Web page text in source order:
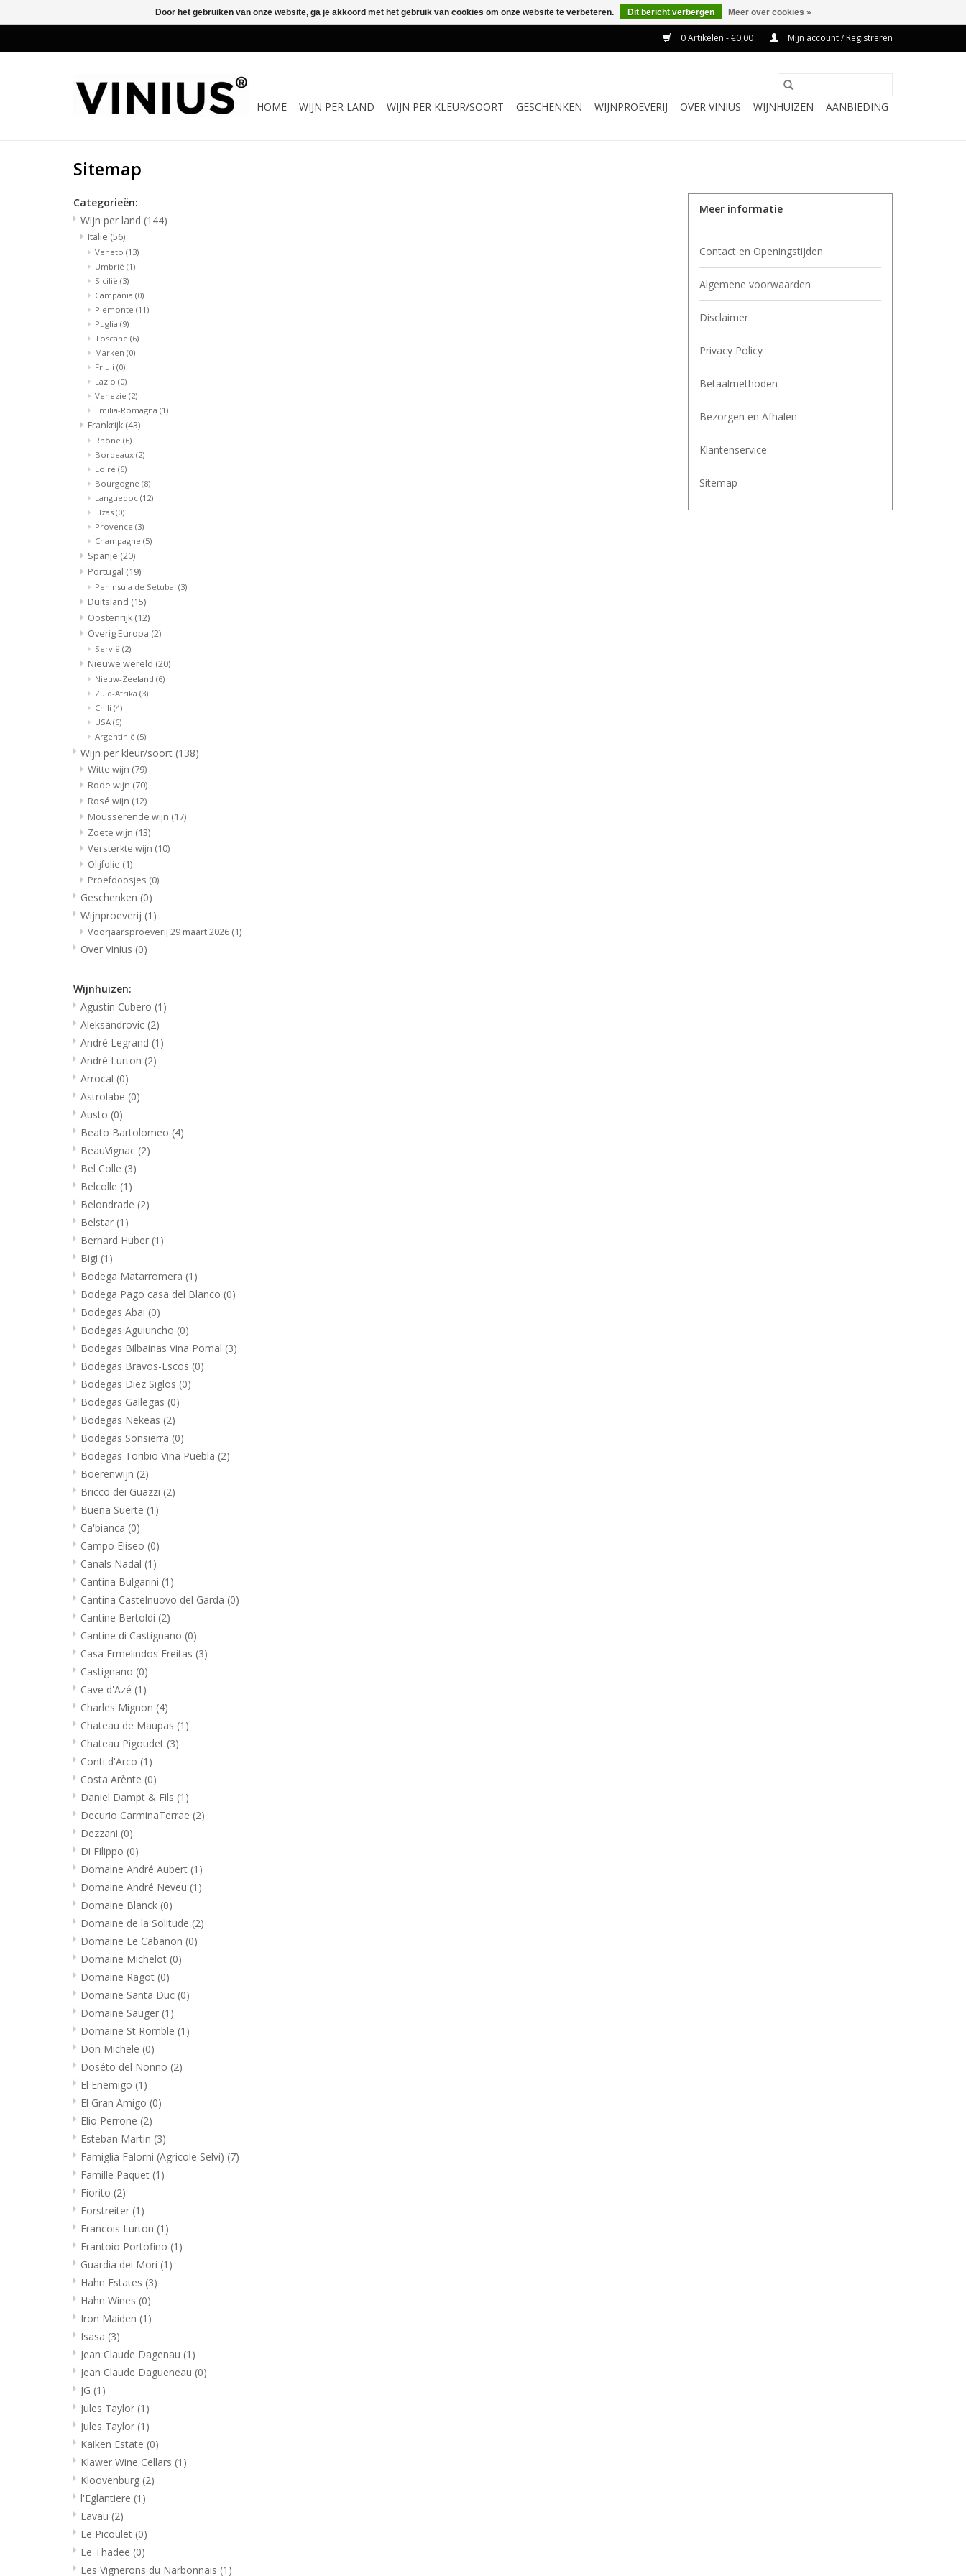
0 Artikelen - €0,00 Mijn account / Registreren
HOME WIJN PER LAND WIJN PER KLEUR/SOORT GESCHENKEN WIJNPROEVERIJ OVER VINIUS WIJNHUIZEN AANBIEDING
Sitemap
Categorieën:
Wijn per land (144)
Italië (56)
Veneto (13)
Umbrië (1)
Sicilië (3)
Campania (0)
Piemonte (11)
Puglia (9)
Toscane (6)
Marken (0)
Friuli (0)
Lazio (0)
Venezie (2)
Emilia-Romagna (1)
Frankrijk (43)
Rhône (6)
Bordeaux (2)
Loire (6)
Bourgogne (8)
Languedoc (12)
Elzas (0)
Provence (3)
Champagne (5)
Spanje (20)
Portugal (19)
Peninsula de Setubal (3)
Duitsland (15)
Oostenrijk (12)
Overig Europa (2)
Servië (2)
Nieuwe wereld (20)
Nieuw-Zeeland (6)
Zuid-Afrika (3)
Chili (4)
USA (6)
Argentinië (5)
Wijn per kleur/soort (138)
Witte wijn (79)
Rode wijn (70)
Rosé wijn (12)
Mousserende wijn (17)
Zoete wijn (13)
Versterkte wijn (10)
Olijfolie (1)
Proefdoosjes (0)
Geschenken (0)
Wijnproeverij (1)
Voorjaarsproeverij 29 maart 2026 (1)
Over Vinius (0)
Wijnhuizen:
Agustin Cubero (1)
Aleksandrovic (2)
André Legrand (1)
André Lurton (2)
Arrocal (0)
Astrolabe (0)
Austo (0)
Beato Bartolomeo (4)
BeauVignac (2)
Bel Colle (3)
Belcolle (1)
Belondrade (2)
Belstar (1)
Bernard Huber (1)
Bigi (1)
Bodega Matarromera (1)
Bodega Pago casa del Blanco (0)
Bodegas Abai (0)
Bodegas Aguiuncho (0)
Bodegas Bilbainas Vina Pomal (3)
Bodegas Bravos-Escos (0)
Bodegas Diez Siglos (0)
Bodegas Gallegas (0)
Bodegas Nekeas (2)
Bodegas Sonsierra (0)
Bodegas Toribio Vina Puebla (2)
Boerenwijn (2)
Bricco dei Guazzi (2)
Buena Suerte (1)
Ca'bianca (0)
Campo Eliseo (0)
Canals Nadal (1)
Cantina Bulgarini (1)
Cantina Castelnuovo del Garda (0)
Cantine Bertoldi (2)
Cantine di Castignano (0)
Casa Ermelindos Freitas (3)
Castignano (0)
Cave d'Azé (1)
Charles Mignon (4)
Chateau de Maupas (1)
Chateau Pigoudet (3)
Conti d'Arco (1)
Costa Arènte (0)
Daniel Dampt & Fils (1)
Decurio CarminaTerrae (2)
Dezzani (0)
Di Filippo (0)
Domaine André Aubert (1)
Domaine André Neveu (1)
Domaine Blanck (0)
Domaine de la Solitude (2)
Domaine Le Cabanon (0)
Domaine Michelot (0)
Domaine Ragot (0)
Domaine Santa Duc (0)
Domaine Sauger (1)
Domaine St Romble (1)
Don Michele (0)
Doséto del Nonno (2)
El Enemigo (1)
El Gran Amigo (0)
Elio Perrone (2)
Esteban Martin (3)
Famiglia Falorni (Agricole Selvi) (7)
Famille Paquet (1)
Fiorito (2)
Forstreiter (1)
Francois Lurton (1)
Frantoio Portofino (1)
Guardia dei Mori (1)
Hahn Estates (3)
Hahn Wines (0)
Iron Maiden (1)
Isasa (3)
Jean Claude Dagenau (1)
Jean Claude Dagueneau (0)
JG (1)
Jules Taylor (1)
Jules Taylor (1)
Kaiken Estate (0)
Klawer Wine Cellars (1)
Kloovenburg (2)
l'Eglantiere (1)
Lavau (2)
Le Picoulet (0)
Le Thadee (0)
Les Vignerons du Narbonnais (1)
Meer informatie
Contact en Openingstijden
Algemene voorwaarden
Disclaimer
Privacy Policy
Betaalmethoden
Bezorgen en Afhalen
Klantenservice
Sitemap
Door het gebruiken van onze website, ga je akkoord met het gebruik van cookies om onze website te verbeteren. Dit bericht verbergen Meer over cookies »